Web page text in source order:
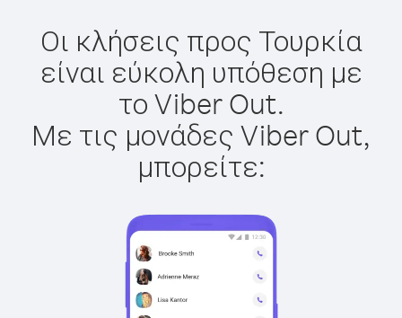
Οι κλήσεις προς Τουρκία
είναι εύκολη υπόθεση με
το Viber Out.
Με τις μονάδες Viber Out,
μπορείτε: